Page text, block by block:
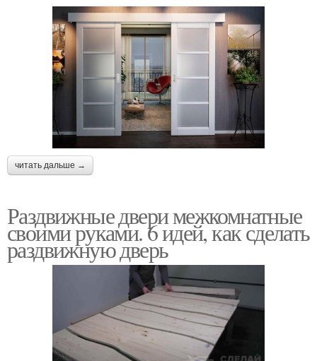
читать дальше →
Раздвижные двери межкомнатные
своими руками. 6 идей, как сделать
раздвижную дверь